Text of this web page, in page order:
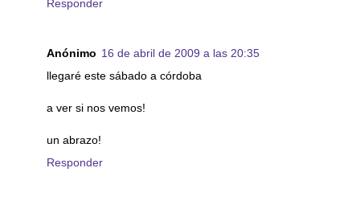
Responder
Anónimo 16 de abril de 2009 a las 20:35
llegaré este sábado a córdoba
a ver si nos vemos!
un abrazo!
Responder